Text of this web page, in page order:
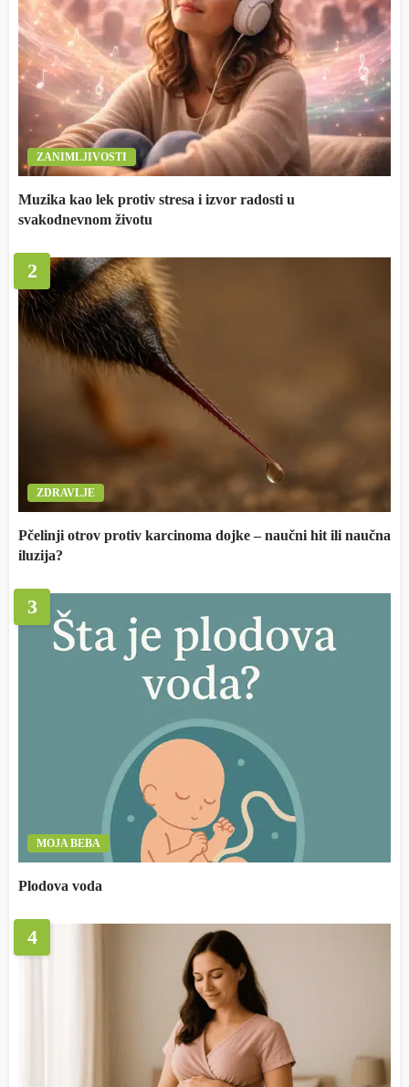
ZANIMLJIVOSTI
Muzika kao lek protiv stresa i izvor radosti u
svakodnevnom životu
2
ZDRAVLJE
Pčelinji otrov protiv karcinoma dojke – naučni hit ili naučna
iluzija?
3
MOJA BEBA
Plodova voda
4